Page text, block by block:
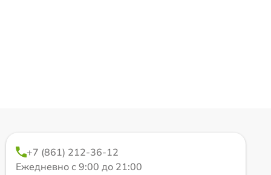
+7 (861) 212-36-12
Ежедневно с 9:00 до 21:00